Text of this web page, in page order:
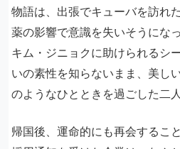
物語は、出張でキューバを訪れ
薬の影響で意識を失いそうにな
キム・ジニョクに助けられるシ
いの素性を知らないまま、美し
のようなひとときを過ごした二人
帰国後、運命的にも再会するこ